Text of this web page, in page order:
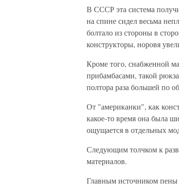
В СССР эта система
на спине сидел весьма
болтало из стороны в
конструкторы, норовя
Кроме того, снабженной
прибамбасами, такой
полтора раза большей по
От "американки", как
какое-то время она была
ощущается в отдельных
Следующим толчком к
материалов.
Главным источником пены